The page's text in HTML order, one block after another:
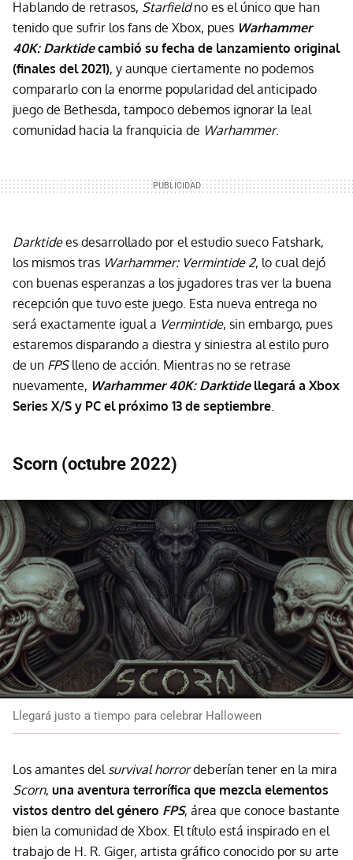
Hablando de retrasos, Starfieldno es el único que han
tenido que sufrir los fans de Xbox, pues Warhammer
40K: Darktidecambió su fecha de lanzamiento original
(finales del 2021), y aunque ciertamente no podemos
compararlo con la enorme popularidad del anticipado
juego de Bethesda, tampoco debemos ignorar la leal
comunidad hacia la franquicia de Warhammer.
Darktidees desarrollado por el estudio sueco Fatshark,
los mismos tras Warhammer: Vermintide 2, lo cual dejó
con buenas esperanzas a los jugadores tras ver la buena
recepción que tuvo este juego. Esta nueva entrega no
será exactamente igual a Vermintide, sin embargo, pues
estaremos disparando a diestra y siniestra al estilo puro
de un FPSlleno de acción. Mientras no se retrase
nuevamente, Warhammer 40K: Darktidellegará a Xbox
Series X/S y PC el próximo 13 de septiembre
Scorn (octubre 2022)
Llegará justo a tiempo para celebrar Halloween
Los amantes del survival horrordeberían tener en la mira
Scorn, una aventura terrorífica que mezcla elementos
vistos dentro del género FPS, área que conoce bastante
bien la comunidad de Xbox. El título está inspirado en el
trabajo de H. R. Giger, artista gráfico conocido por su arte